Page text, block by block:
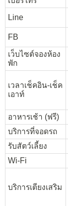
Line
FB
เว็บไซต์จองห้อง
พัก
เวลาเช็คอิน-เช็ค
เอาท์
อาหารเช้า (ฟรี)
บริการที่จอดรถ
รับสัตว์เลี้ยง
Wi-Fi
บริการเตียงเสริม